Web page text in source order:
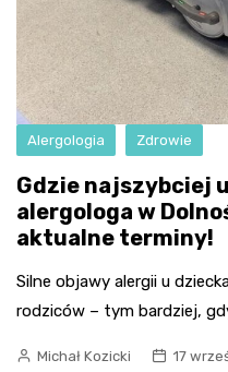
Alergologia Zdrowie
Gdzie najszybciej
alergologa w
aktualne terminy!
Silne objawy alergii u
rodziców – tym bardziej,
Michał Kozicki 17